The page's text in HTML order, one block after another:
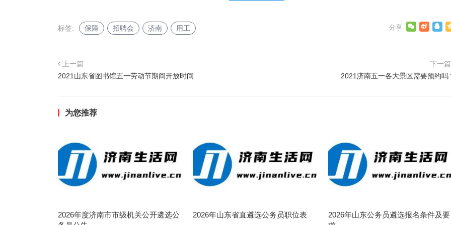
标签: 保障 招聘会 济南 用工
上一篇
2021山东省图书馆五一劳动节期间开放时间
下一
2021济南五一各大景区需要预约吗
为您推荐
2026年度济南市市级机关公开遴选公
2026年山东省直遴选公务员职位表
2026年山东公务员遴选报名条件及要